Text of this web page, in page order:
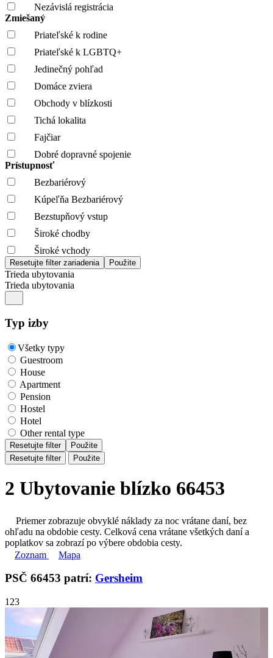
Nezávislá registrácia
Zmiešaný
Priateľské k rodine
Priateľské k LGBTQ+
Jedinečný pohľad
Domáce zviera
Obchody v blízkosti
Tichá lokalita
Fajčiar
Dobré dopravné spojenie
Prístupnosť
Bezbariérový
Kúpeľňa Bezbariérový
Bezstupňový vstup
Široké chodby
Široké vchody
Trieda ubytovania
Trieda ubytovania
Typ izby
Všetky typy
Guestroom
House
Apartment
Pension
Hostel
Hotel
Other rental type
Resetujte filter
Použite
Resetujte filter
Použite
2 Ubytovanie blízko 66453
Priemer zobrazuje obvyklé náklady za noc vrátane daní, bez
ohľadu na obdobie cesty. Celková cena vrátane všetkých daní a
poplatkov sa zobrazí po výbere obdobia cesty.
Zoznam
Mapa
PSČ 66453 patrí: Gersheim
1 23